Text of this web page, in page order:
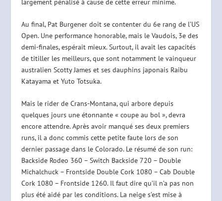
largement pénalisé à cause de cette erreur minime.
Au final, Pat Burgener doit se contenter du 6e rang de l’US
Open. Une performance honorable, mais le Vaudois, 3e des
demi-finales, espérait mieux. Surtout, il avait les capacités
de titiller les meilleurs, que sont notamment le vainqueur
australien Scotty James et ses dauphins japonais Raibu
Katayama et Yuto Totsuka.
Mais le rider de Crans-Montana, qui arbore depuis
quelques jours une étonnante « coupe au bol », devra
encore attendre. Après avoir manqué ses deux premiers
runs, il a donc commis cette petite faute lors de son
dernier passage dans le Colorado. Le résumé de son run:
Backside Rodeo 360 – Switch Backside 720 – Double
Michalchuck – Frontside Double Cork 1080 – Cab Double
Cork 1080 – Frontside 1260. Il faut dire qu’il n’a pas non
plus été aidé par les conditions. La neige s’est mise à